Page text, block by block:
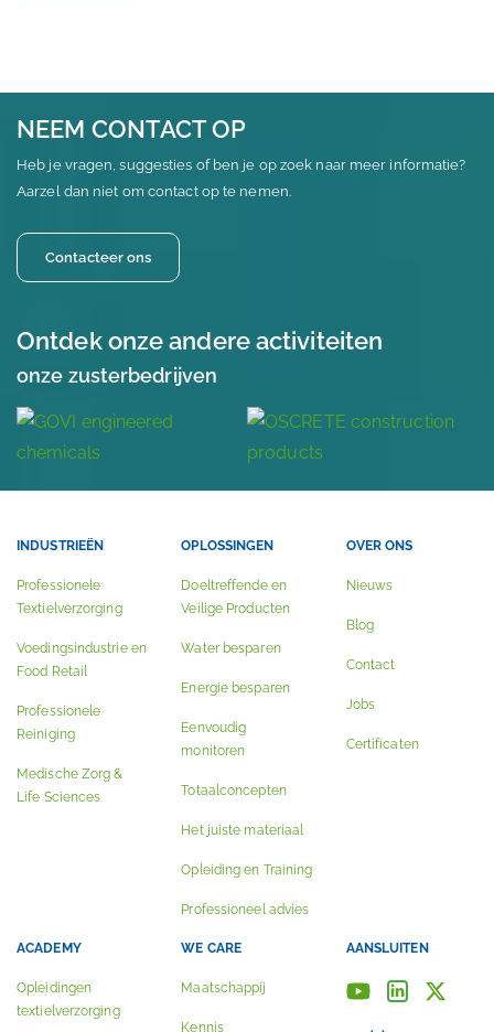
NEEM CONTACT OP
Heb je vragen, suggesties of ben je op zoek naar meer informatie?
Aarzel dan niet om contact op te nemen.
Contacteer ons
Ontdek onze andere activiteiten
onze zusterbedrijven
INDUSTRIEËN
Professionele
Textielverzorging
Voedingsindustrie en
Food Retail
Professionele
Reiniging
Medische Zorg &
Life Sciences
OPLOSSINGEN
Doeltreffende en
Veilige Producten
Water besparen
Energie besparen
Eenvoudig
monitoren
Totaalconcepten
Het juiste materiaal
Opleiding en Training
Professioneel advies
OVER ONS
Nieuws
Blog
Contact
Jobs
Certificaten
ACADEMY
Opleidingen
textielverzorging
WE CARE
Maatschappij
Kennis
AANSLUITEN